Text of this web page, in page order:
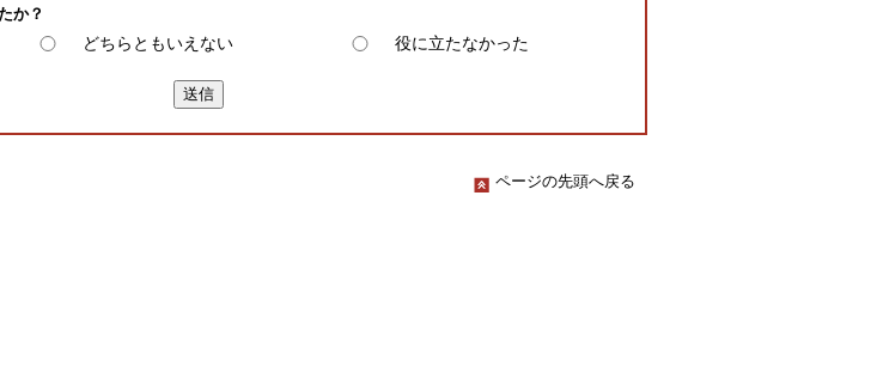
か？
どちらともいえない 役に立たなかった
ページの先頭へ戻る